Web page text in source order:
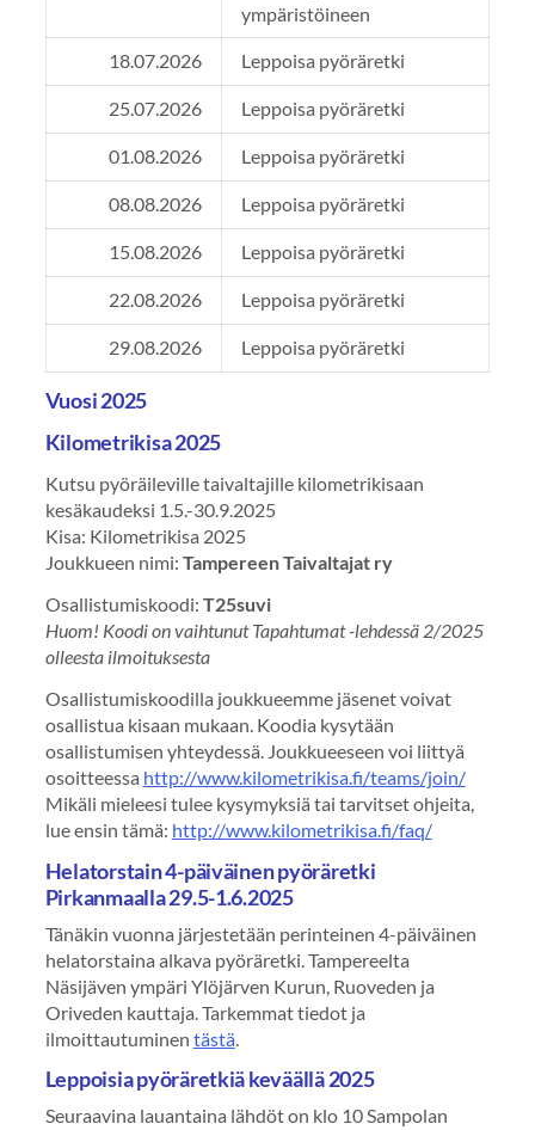
ympäristöineen
18.07.2026 Leppoisa pyöräretki
25.07.2026 Leppoisa pyöräretki
01.08.2026 Leppoisa pyöräretki
08.08.2026 Leppoisa pyöräretki
15.08.2026 Leppoisa pyöräretki
22.08.2026 Leppoisa pyöräretki
29.08.2026 Leppoisa pyöräretki
Vuosi 2025
Kilometrikisa 2025
Kutsu pyöräileville taivaltajille kilometrikisaan
kesäkaudeksi 1.5.-30.9.2025
Kisa: Kilometrikisa 2025
Joukkueen nimi: Tampereen Taivaltajat ry
Osallistumiskoodi: T25suvi
Huom! Koodi on vaihtunut Tapahtumat -lehdessä 2/2025
olleesta ilmoituksesta
Osallistumiskoodilla joukkueemme jäsenet voivat
osallistua kisaan mukaan. Koodia kysytään
osallistumisen yhteydessä. Joukkueeseen voi liittyä
osoitteessa http://www.kilometrikisa.fi/teams/join/
Mikäli mieleesi tulee kysymyksiä tai tarvitset ohjeita,
lue ensin tämä: http://www.kilometrikisa.fi/faq/
Helatorstain 4-päiväinen pyöräretki
Pirkanmaalla 29.5-1.6.2025
Tänäkin vuonna järjestetään perinteinen 4-päiväinen
helatorstaina alkava pyöräretki. Tampereelta
Näsijäven ympäri Ylöjärven Kurun, Ruoveden ja
Oriveden kauttaja. Tarkemmat tiedot ja
ilmoittautuminen tästä.
Leppoisia pyöräretkiä keväällä 2025
Seuraavina lauantaina lähdöt on klo 10 Sampolan